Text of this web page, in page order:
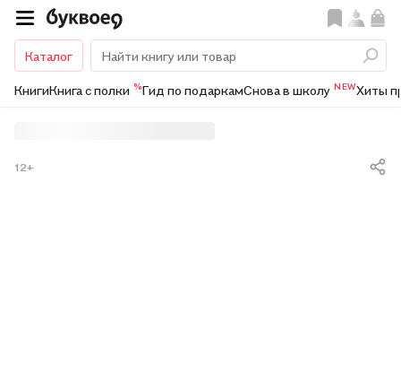
Каталог
КнигиКнига с полки %Гид по подаркамСнова в школу NEWХиты
12+